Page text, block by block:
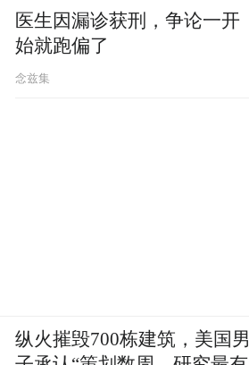
医生因漏诊获刑，争论一开
始就跑偏了
念兹集
纵火摧毁700栋建筑，美国男